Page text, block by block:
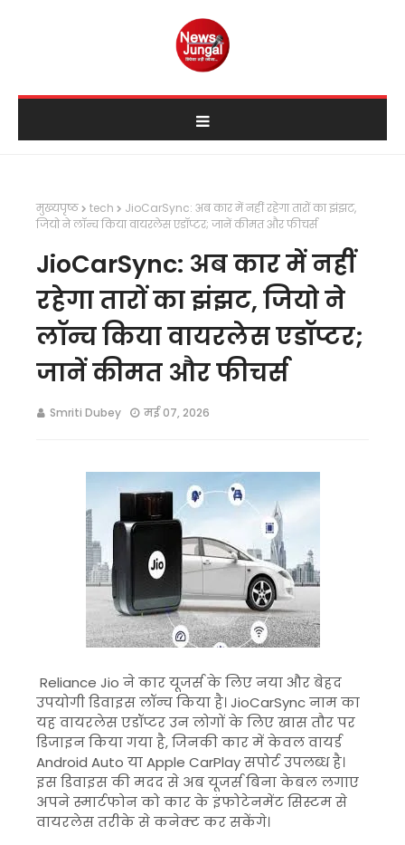
मुख्यपृष्ठ tech
JioCarSync: अब कार में नहीं रहेगा तारों का झंझट,
जियो ने लॉन्च किया वायरलेस एडॉप्टर; जानें कीमत और फीचर्स
JioCarSync: अब कार में नहीं
रहेगा तारों का झंझट, जियो ने
लॉन्च किया वायरलेस एडॉप्टर;
जानें कीमत और फीचर्स
Smriti Dubey मई 07, 2026
Reliance Jio ने कार यूजर्स के लिए नया और बेहद
उपयोगी डिवाइस लॉन्च किया है। JioCarSync नाम का
यह वायरलेस एडॉप्टर उन लोगों के लिए खास तौर पर
डिजाइन किया गया है, जिनकी कार में केवल वायर्ड
Android Auto या Apple CarPlay सपोर्ट उपलब्ध है।
इस डिवाइस की मदद से अब यूजर्स बिना केबल लगाए
अपने स्मार्टफोन को कार के इंफोटेनमेंट सिस्टम से
वायरलेस तरीके से कनेक्ट कर सकेंगे।